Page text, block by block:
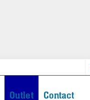
Outlet Contact